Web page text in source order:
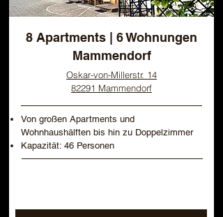
8 Apartments | 6 Wohnungen
Mammendorf
Oskar-von-Millerstr. 14
82291 Mammendorf
Von großen Apartments und
Wohnhaushälften bis hin zu Doppelzimmer
Kapazität: 46 Personen